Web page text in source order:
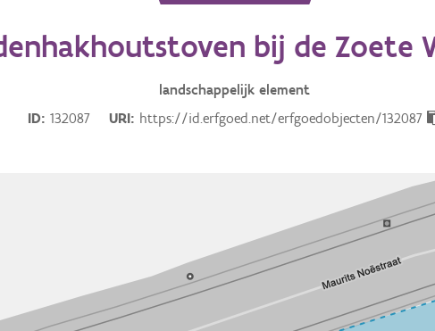
bij de Zoete
landschappelijk element
ID
132087 URI https://id.erfgoed.net/erfgoedobjecten/132087